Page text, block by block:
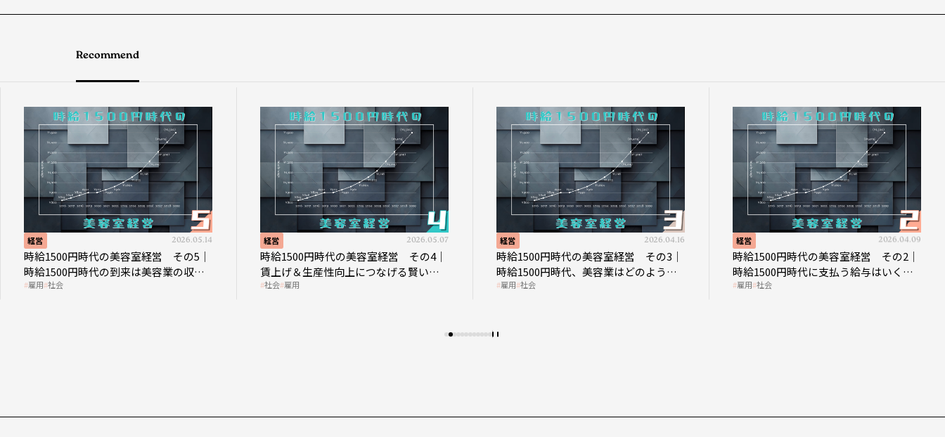
Recommend
経営 2026.05.14
時給1500円時代の美容室経営 その5｜
時給1500円時代の到来は美容業の収益
構造を見直す契機
雇用 社会
経営 2026.05.07
時給1500円時代の美容室経営 その4｜
賃上げ＆生産性向上につなげる賢い助
成金活用
社会 雇用
経営 2026.04.16
時給1500円時代の美容室経営 その3｜
時給1500円時代、美容業はどのような
影響を受けるのか？
雇用 社会
経営 2026.04.09
時給1500円時代の美容室経営 その2｜
時給1500円時代に支払う給与はいくら
なのか
雇用 社会